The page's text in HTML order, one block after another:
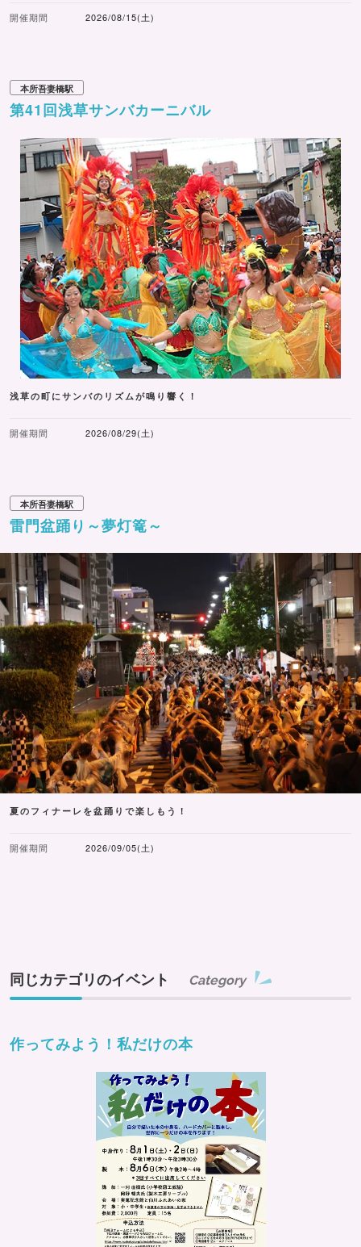
開催期間 2026/08/15(土)
本所吾妻橋駅
第41回浅草サンバカーニバル
浅草の町にサンバのリズムが鳴り響く！
開催期間 2026/08/29(土)
本所吾妻橋駅
雷門盆踊り～夢灯篭～
夏のフィナーレを盆踊りで楽しもう！
開催期間 2026/09/05(土)
同じカテゴリのイベント Category
作ってみよう！私だけの本